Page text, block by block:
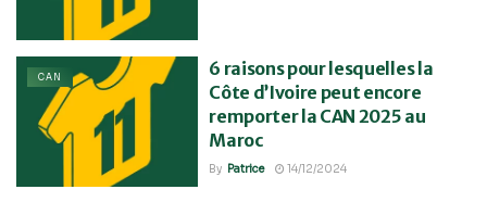
CAN
6 raisons pour lesquelles la
Côte d’Ivoire peut encore
remporter la CAN 2025 au
Maroc
By Patrice 14/12/2024